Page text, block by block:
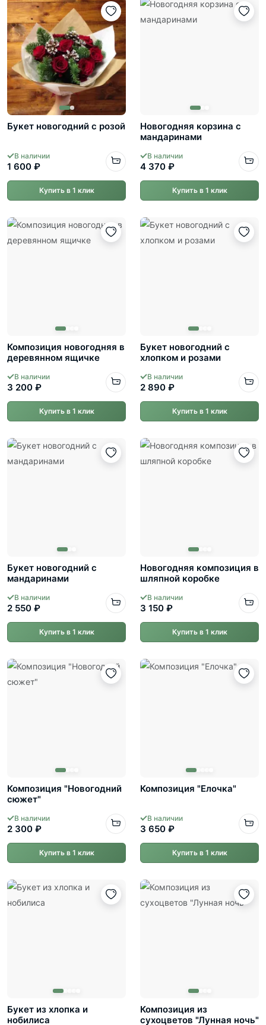
Букет новогодний с розой
В наличии
1 600 ₽
Купить в 1 клик
Новогодняя корзина с
мандаринами
В наличии
4 370 ₽
Купить в 1 клик
Композиция новогодняя в
деревянном ящичке
В наличии
3 200 ₽
Купить в 1 клик
Букет новогодний с
хлопком и розами
В наличии
2 890 ₽
Купить в 1 клик
Букет новогодний с
мандаринами
В наличии
2 550 ₽
Купить в 1 клик
Новогодняя композиция в
шляпной коробке
В наличии
3 150 ₽
Купить в 1 клик
Композиция "Новогодний
сюжет"
В наличии
2 300 ₽
Купить в 1 клик
Композиция "Елочка"
В наличии
3 650 ₽
Купить в 1 клик
Букет из хлопка и
нобилиса
Композиция из
сухоцветов "Лунная ночь"